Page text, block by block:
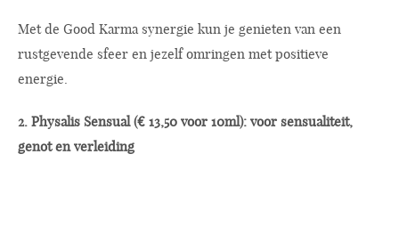
Met de Good Karma synergie kun je genieten van een
rustgevende sfeer en jezelf omringen met positieve
energie.
2. Physalis Sensual (€ 13,50 voor 10ml): voor sensualiteit,
genot en verleiding